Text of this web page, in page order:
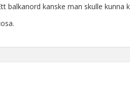
balkanord kanske man skulle kunna